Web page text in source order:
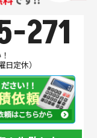
271
日定休）